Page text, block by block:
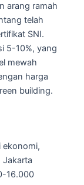
arang ramah
telah
SNI.
5-10%, yang
mewah
harga
building.
ekonomi,
Jakarta
16.000